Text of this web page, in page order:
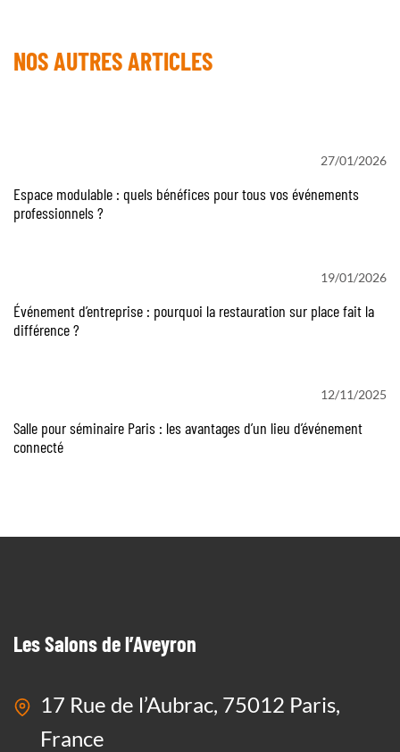
NOS AUTRES ARTICLES
27/01/2026
Espace modulable : quels bénéfices pour tous vos événements
professionnels ?
19/01/2026
Événement d’entreprise : pourquoi la restauration sur place fait la
différence ?
12/11/2025
Salle pour séminaire Paris : les avantages d’un lieu d’événement
connecté
Les Salons de l’Aveyron
17 Rue de l’Aubrac, 75012 Paris,
France